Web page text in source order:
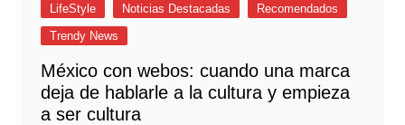
LifeStyle Noticias Destacadas
Recomendados
Trendy News
México con webos: cuando una marca
deja de hablarle a la cultura y empieza
a ser cultura